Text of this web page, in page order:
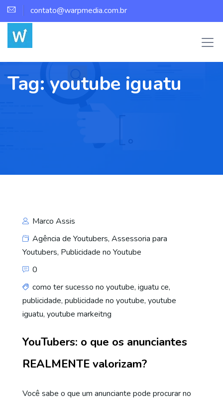
contato@warpmedia.com.br
Tag:youtube iguatu
Marco Assis
Agência de Youtubers, Assessoria para
Youtubers, Publicidade no Youtube
0
como ter sucesso no youtube, iguatu ce,
publicidade, publicidade no youtube, youtube
iguatu, youtube markeitng
YouTubers: o que os anunciantes
REALMENTE valorizam?
Você sabe o que um anunciante pode procurar no